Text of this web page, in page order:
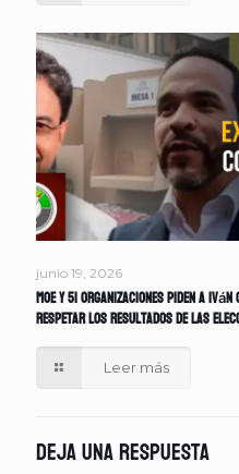
junio 19, 2026
MOE y 51 organizaciones piden a
respetar los resultados de las
Leer más
Deja una respuesta